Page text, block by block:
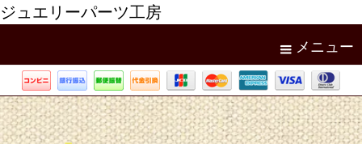
ジュエリーパーツ工房
メニュー